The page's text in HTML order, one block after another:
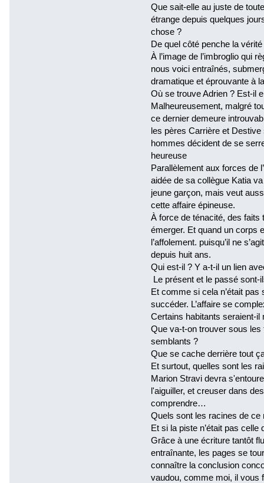
Que sait-elle au juste de
étrange depuis quelques
chose ?
De quel côté penche la vérité
À l’image de l’imbroglio qui
nous voici entraînés,
dramatique et éprouvante à
Où se trouve Adrien ? Est-il
Malheureusement, malgré
ce dernier demeure
les pères Carrière et
hommes décident de se
heureuse
Parallèlement aux forces de
aidée de sa collègue Katia
jeune garçon, mais veut
cette affaire épineuse.
À force de ténacité, des faits
émerger. Et quand un corps
l’affolement. puisqu’il ne
depuis huit ans.
Qui est-il ? Y a-t-il un lien
Le présent et le passé sont-
Et comme si cela n’était
succéder. L’affaire se
Certains habitants seraient-il
Que va-t-on trouver sous
semblants ?
Que se cache derrière tout
Et surtout, quelles sont les
Marion Stravi devra
l'aiguiller, et creuser dans
comprendre…
Quels sont les racines de ce
Et si la piste n’était pas celle
Grâce à une écriture tantôt
entraînante, les pages se
connaître la conclusion
vaudou, comme moi, il vous